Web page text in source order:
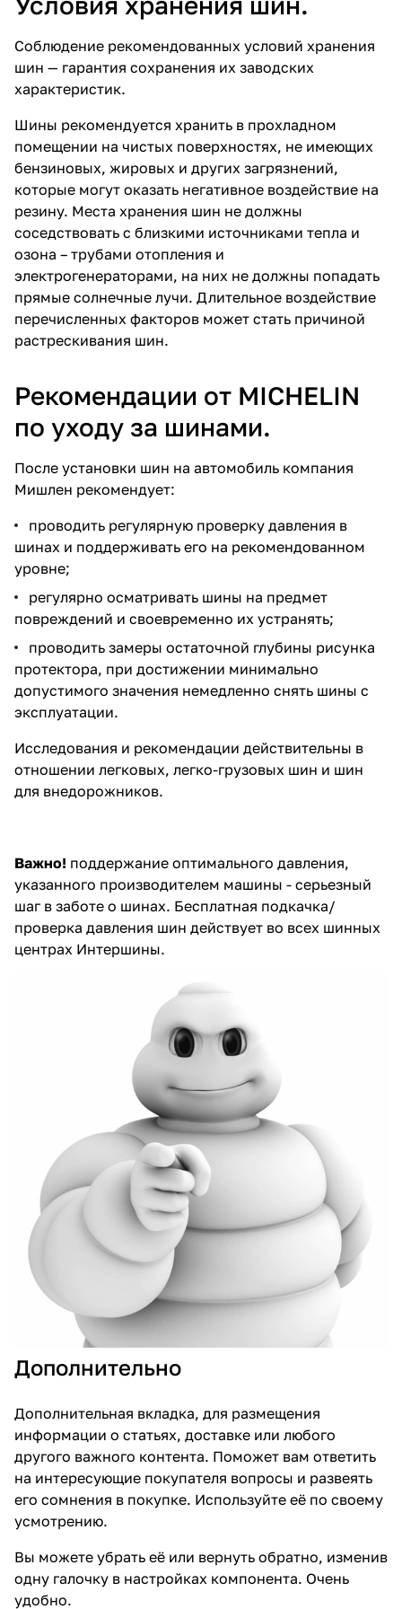
Соблюдение рекомендованных условий хранения
шин — гарантия сохранения их заводских
характеристик.
Шины рекомендуется хранить в прохладном
помещении на чистых поверхностях, не имеющих
бензиновых, жировых и других загрязнений,
которые могут оказать негативное воздействие на
резину. Места хранения шин не должны
соседствовать с близкими источниками тепла и
озона – трубами отопления и
электрогенераторами, на них не должны попадать
прямые солнечные лучи. Длительное воздействие
перечисленных факторов может стать причиной
растрескивания шин.
Рекомендации от MICHELIN
по уходу за шинами.
После установки шин на автомобиль компания
Мишлен рекомендует:
проводить регулярную проверку давления в
шинах и поддерживать его на рекомендованном
уровне;
регулярно осматривать шины на предмет
повреждений и своевременно их устранять;
проводить замеры остаточной глубины рисунка
протектора, при достижении минимально
допустимого значения немедленно снять шины с
эксплуатации.
Исследования и рекомендации действительны в
отношении легковых, легко-грузовых шин и шин
для внедорожников.
Важно! поддержание оптимального давления,
указанного производителем машины - серьезный
шаг в заботе о шинах. Бесплатная подкачка/
проверка давления шин действует во всех шинных
центрах Интершины.
Дополнительно
Дополнительная вкладка, для размещения
информации о статьях, доставке или любого
другого важного контента. Поможет вам ответить
на интересующие покупателя вопросы и развеять
его сомнения в покупке. Используйте её по своему
усмотрению.
Вы можете убрать её или вернуть обратно, изменив
одну галочку в настройках компонента. Очень
удобно.